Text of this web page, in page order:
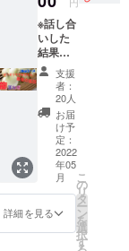
夫で
す！
ぎ3kg
コース
です！
1箱の個
数 約9
個で
す。 発
送方法
は運送
業者さ
んにお
願いし
ます。
発送は
プロ
※話し合
いした
結果、
最後の
追加出
来そう
なので
20ケー
ス追加
しま
す！ 最
初の方
よりも
少しお
値段上
がりま
支援
者：
20人
お届
け予
定：
2022
年05
月
詳細を見る
こ
の
リ
タ
ー
ン
を
選
択
す